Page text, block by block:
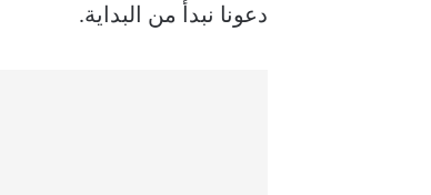
دعونا نبدأ من البداية.